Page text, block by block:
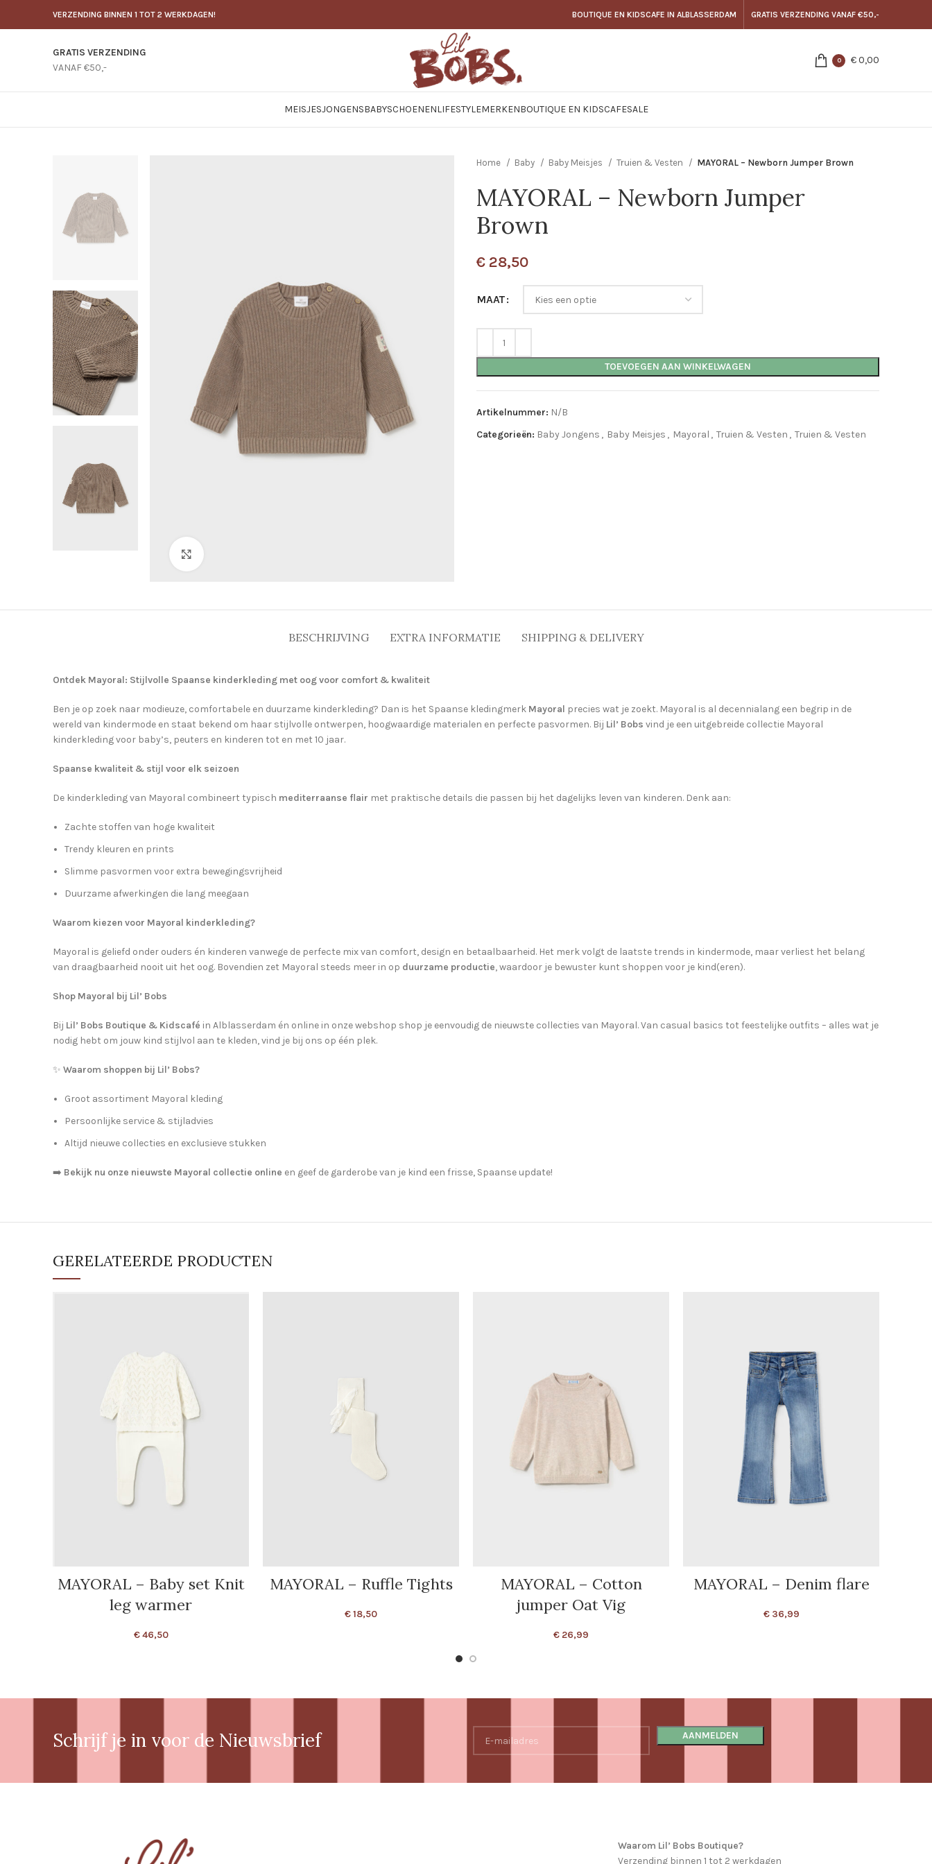
VERZENDING BINNEN 1 TOT 2 WERKDAGEN! BOUTIQUE EN KIDSCAFE IN ALBLASSERDAM GRATIS VERZENDING VANAF €50,-
GRATIS VERZENDING
VANAF €50,-
0 €0,00
MEISJESJONGENSBABYSCHOENENLIFESTYLEMERKENBOUTIQUE EN KIDSCAFESALE
Home Baby Baby Meisjes Truien & Vesten MAYORAL – Newborn Jumper Brown
MAYORAL – Newborn Jumper
Brown
€ 28,50
MAAT
TOEVOEGEN AAN WINKELWAGEN
Artikelnummer: N/B
Categorieën: Baby Jongens , Baby Meisjes , Mayoral , Truien & Vesten , Truien & Vesten
BESCHRIJVING EXTRA INFORMATIE SHIPPING & DELIVERY
Ontdek Mayoral: Stijlvolle Spaanse kinderkleding met oog voor comfort & kwaliteit
Ben je op zoek naar modieuze, comfortabele en duurzame kinderkleding? Dan is het Spaanse kledingmerk Mayoral precies wat je zoekt. Mayoral is al decennialang een begrip in de
wereld van kindermode en staat bekend om haar stijlvolle ontwerpen, hoogwaardige materialen en perfecte pasvormen. Bij Lil’ Bobs vind je een uitgebreide collectie Mayoral
kinderkleding voor baby’s, peuters en kinderen tot en met 10 jaar.
Spaanse kwaliteit & stijl voor elk seizoen
De kinderkleding van Mayoral combineert typisch mediterraanse flair met praktische details die passen bij het dagelijks leven van kinderen. Denk aan:
Zachte stoffen van hoge kwaliteit
Trendy kleuren en prints
Slimme pasvormen voor extra bewegingsvrijheid
Duurzame afwerkingen die lang meegaan
Waarom kiezen voor Mayoral kinderkleding?
Mayoral is geliefd onder ouders én kinderen vanwege de perfecte mix van comfort, design en betaalbaarheid. Het merk volgt de laatste trends in kindermode, maar verliest het belang
van draagbaarheid nooit uit het oog. Bovendien zet Mayoral steeds meer in op duurzame productie, waardoor je bewuster kunt shoppen voor je kind(eren).
Shop Mayoral bij Lil’ Bobs
Bij Lil’ Bobs Boutique & Kidscafé in Alblasserdam én online in onze webshop shop je eenvoudig de nieuwste collecties van Mayoral. Van casual basics tot feestelijke outfits – alles wat je
nodig hebt om jouw kind stijlvol aan te kleden, vind je bij ons op één plek.
✨ Waarom shoppen bij Lil’ Bobs?
Groot assortiment Mayoral kleding
Persoonlijke service & stijladvies
Altijd nieuwe collecties en exclusieve stukken
➡️ Bekijk nu onze nieuwste Mayoral collectie online en geef de garderobe van je kind een frisse, Spaanse update!
GERELATEERDE PRODUCTEN
MAYORAL – Baby set Knit
leg warmer
€46,50
MAYORAL – Ruffle Tights
€18,50
MAYORAL – Cotton
jumper Oat Vig
€ 26,99
MAYORAL – Denim flare
€36,99
Schrijf je in voor de Nieuwsbrief
Waarom Lil’ Bobs Boutique?
Verzending binnen 1 tot 2 werkdagen